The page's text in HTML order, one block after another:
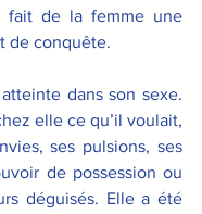
fait de la femme une
de conquête.
dans son sexe.
elle ce qu’il voulait,
ses pulsions, ses
de possession ou
déguisés. Elle a été